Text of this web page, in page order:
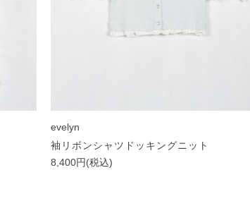
evelyn
袖リボンシャツドッキングニット
8,400円(税込)